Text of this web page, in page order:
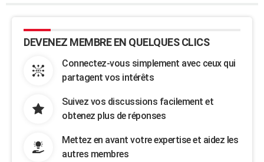
DEVENEZ MEMBRE EN QUELQUES CLICS
Connectez-vous simplement avec ceux qui
partagent vos intérêts
Suivez vos discussions facilement et
obtenez plus de réponses
Mettez en avant votre expertise et aidez les
autres membres